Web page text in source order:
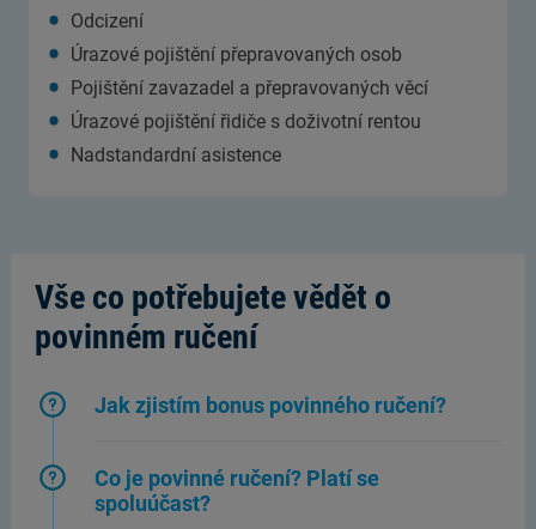
Odcizení
Úrazové pojištění přepravovaných osob
Pojištění zavazadel a přepravovaných věcí
Úrazové pojištění řidiče s doživotní rentou
Nadstandardní asistence
Vše co potřebujete vědět o
povinném ručení
Jak zjistím bonus povinného ručení?
Co je povinné ručení? Platí se
spoluúčast?